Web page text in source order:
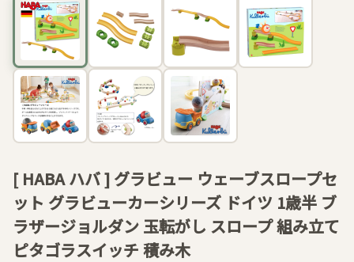
[ HABA ハバ ] グラビュー ウェーブスロープセ
ット グラビューカーシリーズ ドイツ 1歳半 ブ
ラザージョルダン 玉転がし スロープ 組み立て
ピタゴラスイッチ 積み木